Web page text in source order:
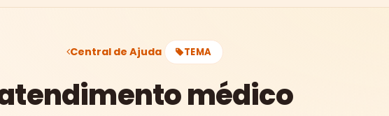
Central de Ajuda TEMA
médico